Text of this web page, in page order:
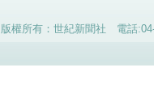
版權所有：世紀新聞社 電話